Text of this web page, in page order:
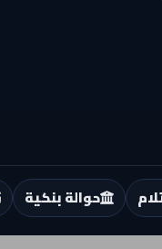
حوالة بنكية